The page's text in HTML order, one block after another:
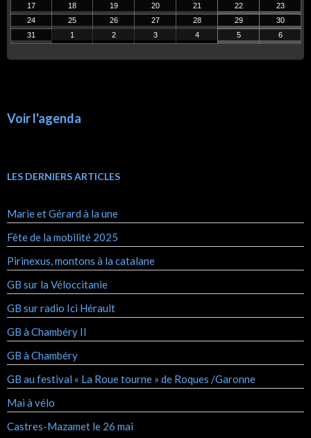
17
18 19 20 21 22
23
24
25 26 27 28 29
30
31
1 2 3 4 5 6
Voir l'agenda
LES DERNIERS ARTICLES
Marie et Gérard à la une
Fête de la mobilité 2025
Pirinexus, montons à la catalane
GB sur la Véloccitanie
GB sur radio Ici Hérault
GB à Chambéry II
GB à Chambéry
GB au festival « La Roue tourne » de Roques /Garonne
Mai à vélo
Castres-Mazamet le 26 mai